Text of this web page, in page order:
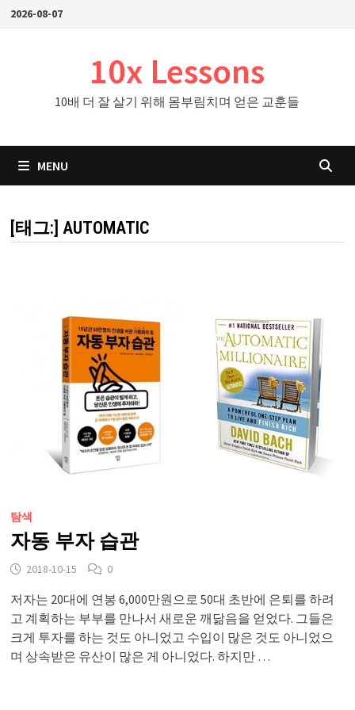
Skip2026-08-07
10x Lessons
10배 더 잘 살기 위해 몸부림치며 얻은 교훈들
MENU
[태그:]AUTOMATIC
탐색
자동 부자 습관
2018-10-15 0
저자는 20대에 연봉 6,000만원으로 50대 초반에 은퇴를 하려
고 계획하는 부부를 만나서 새로운 깨닮음을 얻었다. 그들은
크게 투자를 하는 것도 아니었고 수입이 많은 것도 아니었으
며 상속받은 유산이 많은 게 아니었다. 하지만 …